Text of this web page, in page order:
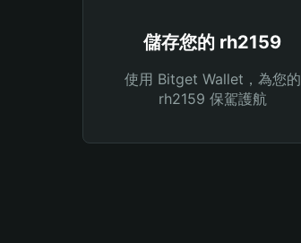
儲存您的 rh2159
使用 Bitget Wallet，為您的
rh2159 保駕護航